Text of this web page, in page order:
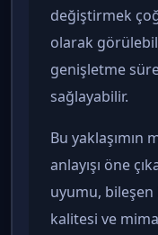
değiştirmek
olarak
genişletme
sağlayabilir.
Bu yaklaşımın
anlayışı öne
uyumu, bileşen
kalitesi ve